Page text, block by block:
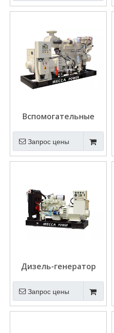
кВт
Вспомогательные
двигатели Cummins
Судовой дизельный
генератор
Запрос цены
Дизель-генератор
судового двигателя
Cummins KT19-M
мощностью 373 кВт
Запрос цены